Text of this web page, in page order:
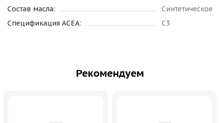
Состав масла:
Синтетическое
Спецификация ACEA:
C3
Рекомендуем